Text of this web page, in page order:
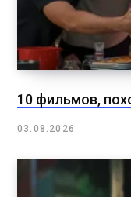
10 фильмов,
03.08.2026